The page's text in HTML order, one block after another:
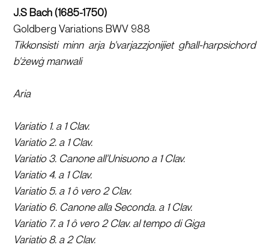
J.S Bach (1685-1750)
Goldberg Variations BWV 988
Tikkonsisti minn arja b'varjazzjonijiet għall-harpsichord
b'żewġ manwali
Aria
Variatio 1. a 1 Clav.
Variatio 2. a 1 Clav.
Variatio 3. Canone all'Unisuono a 1 Clav.
Variatio 4. a 1 Clav.
Variatio 5. a 1 ô vero 2 Clav.
Variatio 6. Canone alla Seconda. a 1 Clav.
Variatio 7. a 1 ô vero 2 Clav. al tempo di Giga
Variatio 8. a 2 Clav.